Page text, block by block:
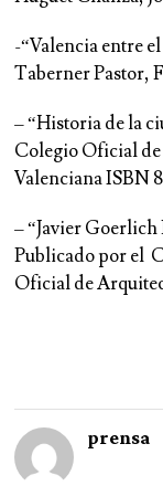
-“Valencia entre
Taberner
– “Historia de la
Colegio Oficial
Valenciana ISBN
– “Javier Goerlich
Publicado por el
Oficial de
prensa